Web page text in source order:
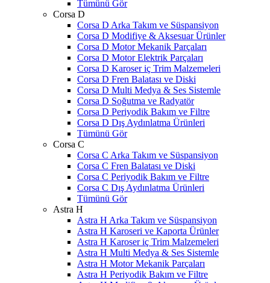
Tümünü Gör
Corsa D
Corsa D Arka Takım ve Süspansiyon
Corsa D Modifiye & Aksesuar Ürünler
Corsa D Motor Mekanik Parçaları
Corsa D Motor Elektrik Parçaları
Corsa D Karoser iç Trim Malzemeleri
Corsa D Fren Balatası ve Diski
Corsa D Multi Medya & Ses Sistemle
Corsa D Soğutma ve Radyatör
Corsa D Periyodik Bakım ve Filtre
Corsa D Dış Aydınlatma Ürünleri
Tümünü Gör
Corsa C
Corsa C Arka Takım ve Süspansiyon
Corsa C Fren Balatası ve Diski
Corsa C Periyodik Bakım ve Filtre
Corsa C Dış Aydınlatma Ürünleri
Tümünü Gör
Astra H
Astra H Arka Takım ve Süspansiyon
Astra H Karoseri ve Kaporta Ürünler
Astra H Karoser iç Trim Malzemeleri
Astra H Multi Medya & Ses Sistemle
Astra H Motor Mekanik Parçaları
Astra H Periyodik Bakım ve Filtre